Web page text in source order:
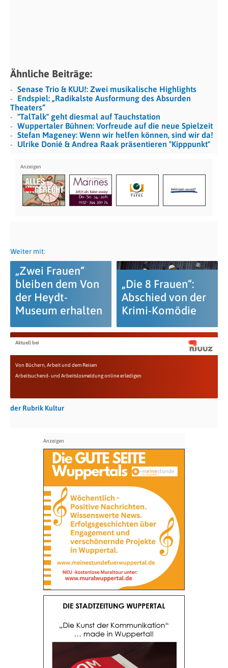
Ähnliche Beiträge:
Senase Trio & KUU!: Zwei musikalische Highlights
Endspiel: „Radikalste Ausformung des Absurden
Theaters“
"TalTalk" geht diesmal auf Tauchstation
Wuppertaler Bühnen: Vorfreude auf die neue Spielzeit
Stefan Mageney: Wenn wir helfen können, sind wir da!
Ulrike Donié & Andrea Raak präsentieren "Kipppunkt"
Weiter mit:
„Zwei Frauen“
bleiben dem Von
der Heydt-
Museum erhalten
„Die 8 Frauen“:
Abschied von der
Krimi-Komödie
Aktuell bei
Von Büchern, Arbeit und dem Reisen
Arbeitsuchend- und Arbeitslosmeldung online erledigen
der Rubrik Kultur